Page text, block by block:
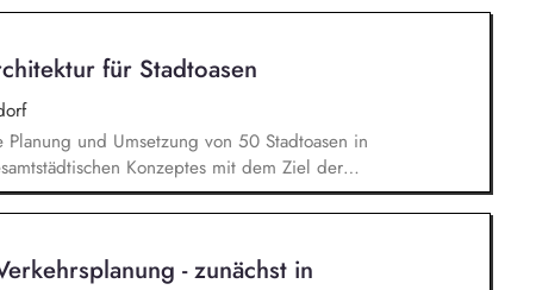
Förderung von Identitätsentwicklung, Selbstwert
Bereichen (Alltag, Schule,
mit Eltern, Sorgeberechtigten, Schulen,
für Stadtoasen
und Umsetzung von 50 Stadtoasen in
Konzeptes mit dem Ziel der
und Biodiversität zur Schaffung von
Finanzmittelverantwortung
Millionen Euro sowie die Akquise von
- zunächst in